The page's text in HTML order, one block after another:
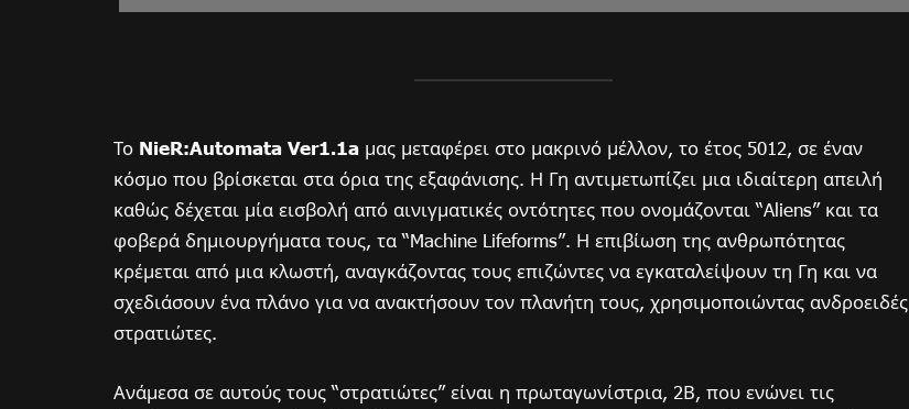
Το NieR:Automata Ver1.1a μας μεταφέρει στο μακρινό μέλλον, το έτος 5012, σε έναν
κόσμο που βρίσκεται στα όρια της εξαφάνισης. Η Γη αντιμετωπίζει μια ιδιαίτερη απειλή
καθώς δέχεται μία εισβολή από αινιγματικές οντότητες που ονομάζονται “Aliens” και τα
φοβερά δημιουργήματα τους, τα “Machine Lifeforms”. Η επιβίωση της ανθρωπότητας
κρέμεται από μια κλωστή, αναγκάζοντας τους επιζώντες να εγκαταλείψουν τη Γη και να
σχεδιάσουν ένα πλάνο για να ανακτήσουν τον πλανήτη τους, χρησιμοποιώντας ανδροειδές
στρατιώτες.
Ανάμεσα σε αυτούς τους “στρατιώτες” είναι η πρωταγωνίστρια, 2Β, που ενώνει τις